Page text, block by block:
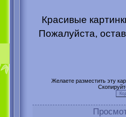
Красивые
Пожалуйста,
Желаете разместить эту